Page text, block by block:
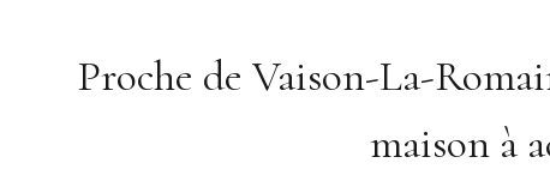
Proche de Vaison-La-
maison à